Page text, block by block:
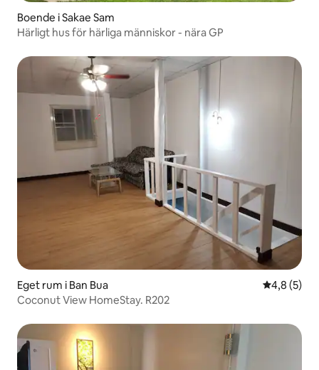
Boende i Sakae Sam
Härligt hus för härliga människor - nära GP
Eget rum i Ban Bua 4,8 av 5 i
4,8 (5)
Coconut View HomeStay. R202